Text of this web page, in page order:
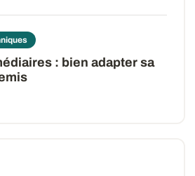
: bien adapter sa